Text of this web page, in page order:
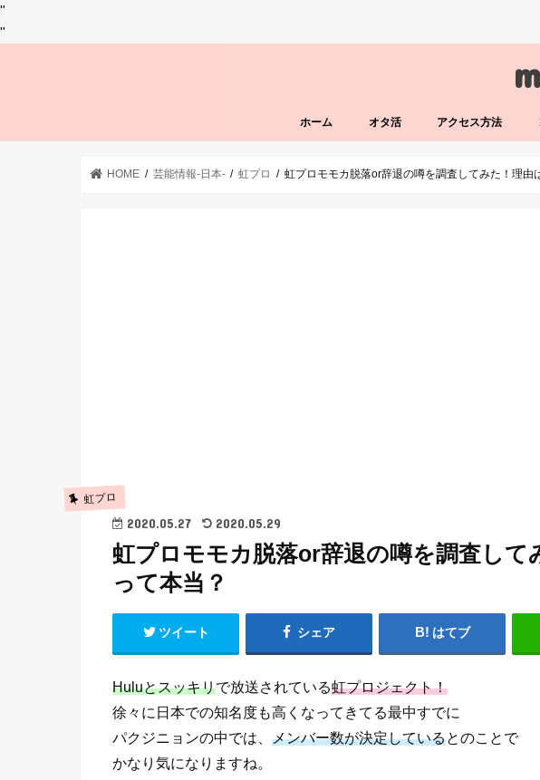
"
"
ホーム オタ活 アクセス方法
HOME 芸能情報-日本- 虹プロ 虹プロモモカ脱落or辞退の噂を調査してみた！理由
虹プロ
2020.05.27 2020.05.29
虹プロモモカ脱落or辞退の噂を調査して
って本当？
ツイート シェア はてブ
Huluとスッキリで放送されている虹プロジェクト！
徐々に日本での知名度も高くなってきてる最中すでに
パクジニョンの中では、 メンバー数が決定しているとのことで
かなり気になりますね。